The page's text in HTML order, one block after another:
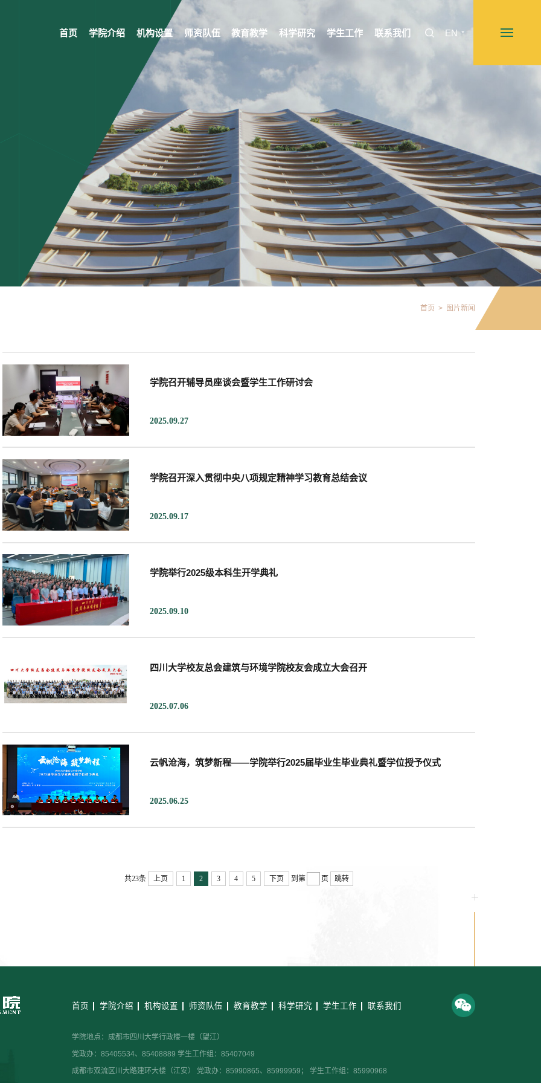
首页 学院介绍 机构设置 师资队伍 教育教学 科学研究 学生工作 联系我们 EN
首页 > 图片新闻
学院召开辅导员座谈会暨学生工作研讨会
2025.09.27
学院召开深入贯彻中央八项规定精神学习教育总结会议
2025.09.17
学院举行2025级本科生开学典礼
2025.09.10
四川大学校友总会建筑与环境学院校友会成立大会召开
2025.07.06
云帆沧海，筑梦新程——学院举行2025届毕业生毕业典礼暨学位授予仪式
2025.06.25
共23条 上页 1 2 3 4 5 下页 到第 页 跳转
首页 学院介绍 机构设置 师资队伍 教育教学 科学研究 学生工作 联系我们
学院地点：成都市四川大学行政楼一楼（望江）
党政办：85405534、85408889 学生工作组：85407049
成都市双流区川大路建环大楼（江安） 党政办：85990865、85999959； 学生工作组：85990968